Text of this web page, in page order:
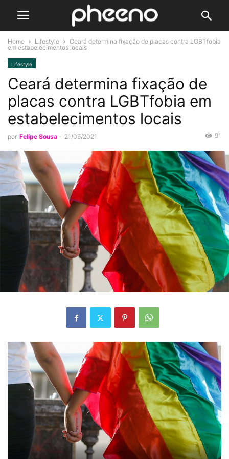
Home Lifestyle
Ceará determina fixação de placas contra LGBTfobia
em estabelecimentos locais
Lifestyle
Ceará determina fixação de
placas contra LGBTfobia em
estabelecimentos locais
por Felipe Sousa - 21/05/2021 91